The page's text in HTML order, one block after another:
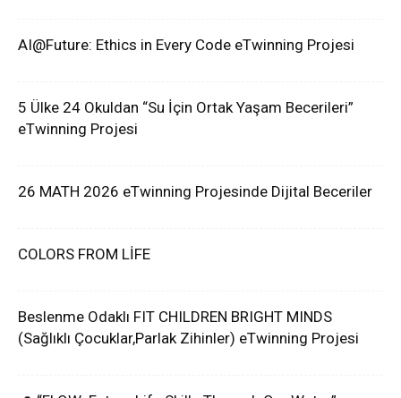
AI@Future: Ethics in Every Code eTwinning Projesi
5 Ülke 24 Okuldan “Su İçin Ortak Yaşam Becerileri”
eTwinning Projesi
26 MATH 2026 eTwinning Projesinde Dijital Beceriler
COLORS FROM LİFE
Beslenme Odaklı FIT CHILDREN BRIGHT MINDS
(Sağlıklı Çocuklar,Parlak Zihinler) eTwinning Projesi